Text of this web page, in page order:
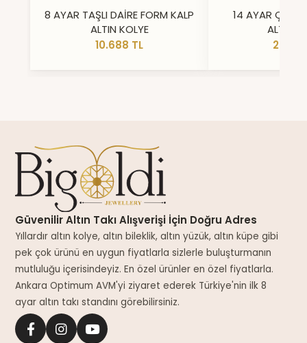
8 AYAR TAŞLI DAİRE FORM KALP
ALTIN KOLYE
10.688 TL
14 AYAR ÇİFT
ALTIN
Güvenilir Altın Takı Alışverişi İçin Doğru Adres
Yıllardır altın kolye, altın bileklik, altın yüzük, altın küpe gibi
pek çok ürünü en uygun fiyatlarla sizlerle buluşturmanın
mutluluğu içerisindeyiz. En özel ürünler en özel fiyatlarla.
Ankara Optimum AVM'yi ziyaret ederek Türkiye'nin ilk 8
ayar altın takı standını görebilirsiniz.